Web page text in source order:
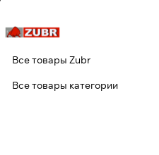
Все товары Zubr
Все товары категории